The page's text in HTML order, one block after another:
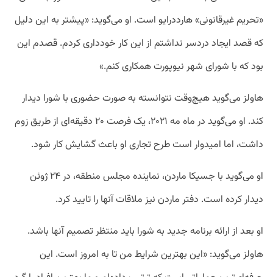
«تحریم غیرقانونی» هارددرایو است. او می‌گوید: «پیشتر به این دلیل
که قصد ایجاد دردسر نداشتم از این کار خودداری کردم. قصدم این
بود که با شورای شهر نیوپورت همکاری کنم.»
هاولز می‌گوید هیچ‌وقت نتوانسته به صورت حضوری با شورا دیدار
کند. او می‌گوید در ماه مه ۲۰۲۱، یک فرصت ۲۰ دقیقه‌ای از طریق زوم
داشت، اما امیدوار است طرح تجاری او باعث گشایش کار شود.
او می‌گوید با جسیکا ماردن، نماینده مجلس منطقه، در ۲۴ ژوئن
دیدار کرده است. دفتر ماردن نیز ملاقات آنها را تایید کرد.
او بعد از ارائه برنامه جدید به شورا باید منتظر تصمیم آنها باشد.
هاولز می‌گوید: «این بهترین شرایط من تا به امروز است. این